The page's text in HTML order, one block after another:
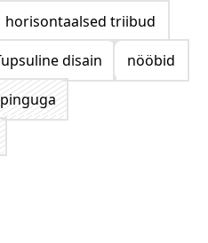
horisontaalsed triibud
disain
nööbid